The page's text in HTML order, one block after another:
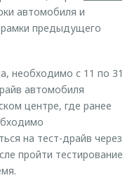
автомобиля и
предыдущего
необходимо с 11 по 31
автомобиля
центре, где ранее
на тест-драйв через
пройти тестирование